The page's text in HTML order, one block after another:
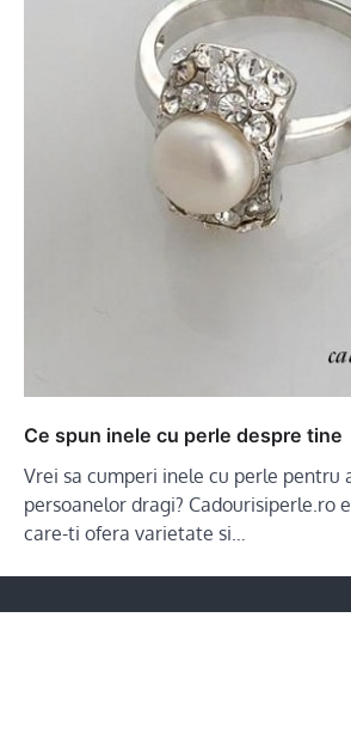
Ce spun inele cu perle despre tine
Vrei sa cumperi inele cu perle pentru
persoanelor dragi? Cadourisiperle.ro
care-ti ofera varietate si…